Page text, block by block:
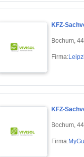
KFZ-
Bochum,
Firma:
KFZ-
Bochum,
Firma: